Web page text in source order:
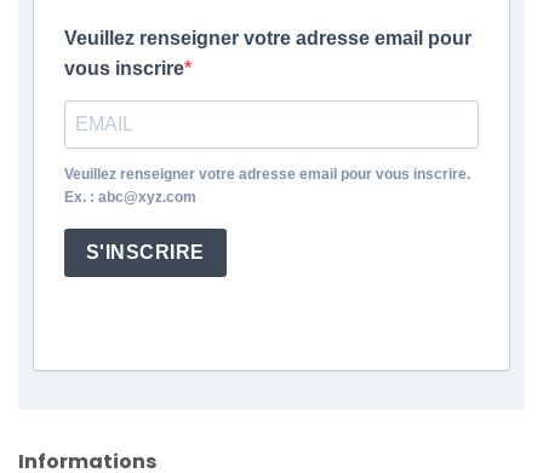
Informations
Veuillez renseigner votre adresse email pour
vous inscrire
Veuillez renseigner votre adresse email pour vous inscrire.
Ex. : abc@xyz.com
S'INSCRIRE